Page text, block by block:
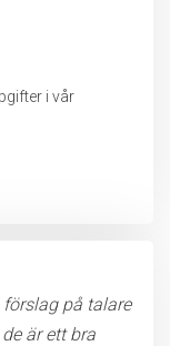
i vår
på talare
är ett bra